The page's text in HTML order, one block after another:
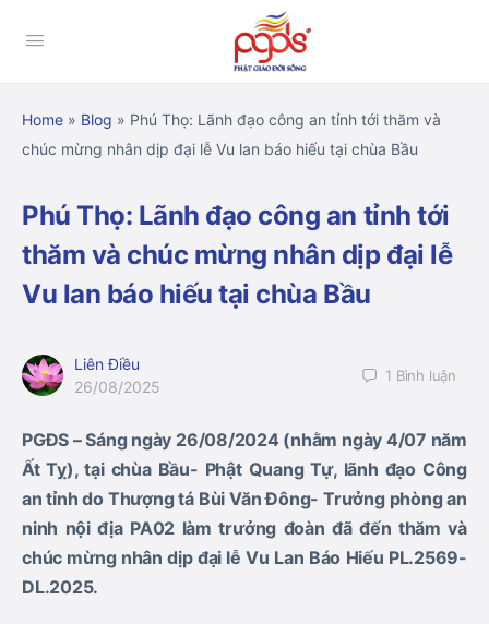
Home » Blog » Phú Thọ: Lãnh đạo công an tỉnh tới thăm và
chúc mừng nhân dịp đại lễ Vu lan báo hiếu tại chùa Bầu
Phú Thọ: Lãnh đạo công an tỉnh tới
thăm và chúc mừng nhân dịp đại lễ
Vu lan báo hiếu tại chùa Bầu
Liên Điều
26/08/2025
1 Bình luận
PGĐS – Sáng ngày 26/08/2024 (nhằm ngày 4/07 năm
Ất Tỵ), tại chùa Bầu- Phật Quang Tự, lãnh đạo Công
an tỉnh do Thượng tá Bùi Văn Đông- Trưởng phòng an
ninh nội địa PA02 làm trưởng đoàn đã đến thăm và
chúc mừng nhân dịp đại lễ Vu Lan Báo Hiếu PL.2569-
DL.2025.